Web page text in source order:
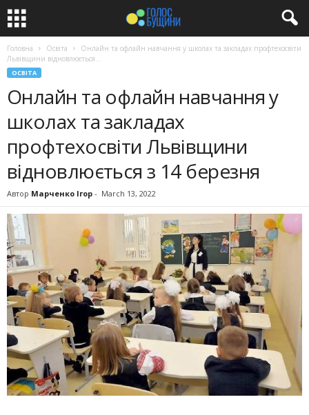
Головна Освіта
Онлайн та офлайн навчання у школах та закладах профтехосвіти
Львівщини відновлюється...
ОСВІТА
Онлайн та офлайн навчання у
школах та закладах
профтехосвіти Львівщини
відновлюється з 14 березня
Автор Марченко Ігор - March 13, 2022